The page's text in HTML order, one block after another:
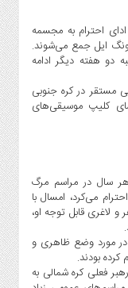
احترام به مجسمه
ایل جمع می‌شوند.
دو هفته دیگر ادامه
مستقر در کره جنوبی
کلیپ موسیقی‌های
سال در مراسم مرگ
می‌کرد، امسال با
لاغری قابل توجه او،
در مورد وضع ظاهری و
بودند.
فعلی کره شمالی به